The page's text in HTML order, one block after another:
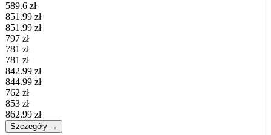
589.6 zł
851.99 zł
851.99 zł
797 zł
781 zł
781 zł
842.99 zł
844.99 zł
762 zł
853 zł
862.99 zł
Szczegóły →